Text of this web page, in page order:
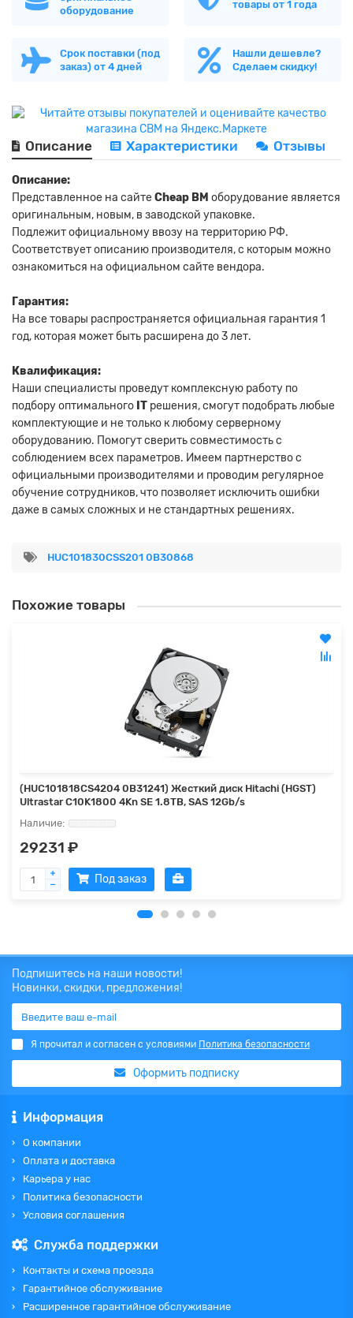
оборудование
товары от 1 года
Срок поставки (под
заказ) от 4 дней
Нашли дешевле?
Сделаем скидку!
Описание Характеристики Отзывы
Описание:
Представленное на сайтеCheap BM оборудование является
оригинальным, новым, в заводской упаковке.
Подлежит официальному ввозу на территорию РФ.
Соответствует описанию производителя, с которым можно
ознакомиться на официальном сайте вендора.
Гарантия:
На все товары распространяется официальная гарантия 1
год, которая может быть расширена до 3 лет.
Квалификация:
Наши специалисты проведут комплексную работу по
подбору оптимального IT решения, смогут подобрать любые
комплектующие и не только к любому серверному
оборудованию. Помогут сверить совместимость с
соблюдением всех параметров. Имеем партнерство с
официальными производителями и проводим регулярное
обучение сотрудников, что позволяет исключить ошибки
даже в самых сложных и не стандартных решениях.
HUC101830CSS201 0B30868
Похожие товары
(HUC101818CS4204 0B31241) Жесткий диск Hitachi (HGST)
Ultrastar C10K1800 4Kn SE 1.8TB, SAS 12Gb/s
29231 ₽
Под заказ
Подпишитесь на наши новости!
Новинки, скидки, предложения!
Я прочитал и согласен с условиями Политика безопасности
Оформить подписку
Информация
О компании
Оплата и доставка
Карьера у нас
Политика безопасности
Условия соглашения
Служба поддержки
Контакты и схема проезда
Гарантийное обслуживание
Расширенное гарантийное обслуживание